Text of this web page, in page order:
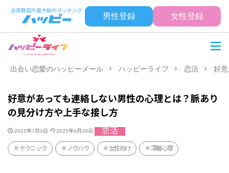
男性登録 女性登録
出会い恋愛のハッピーメール ハッピーライフ 恋活 好
好意があっても連絡しない男性の心理とは？脈あり
の見分け方や上手な接し方
2025年7月6日 2025年6月28日 恋活
テクニック ノウハウ 女性向け 深層心理